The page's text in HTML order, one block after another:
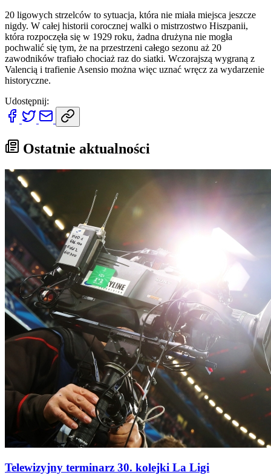
20 ligowych strzelców to sytuacja, która nie miała miejsca jeszcze
nigdy. W całej historii corocznej walki o mistrzostwo Hiszpanii,
która rozpoczęła się w 1929 roku, żadna drużyna nie mogła
pochwalić się tym, że na przestrzeni całego sezonu aż 20
zawodników trafiało chociaż raz do siatki. Wczorajszą wygraną z
Valencią i trafienie Asensio można więc uznać wręcz za wydarzenie
historyczne.
Udostępnij:
Ostatnie aktualności
Telewizyjny terminarz 30. kolejki La Ligi